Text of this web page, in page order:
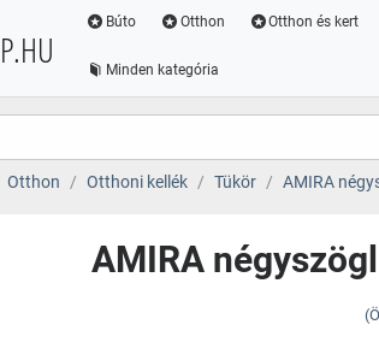
Búto Otthon Otthon és kert
Minden kategória
Otthon Otthoni kellék Tükör AMIRA
AMIRA